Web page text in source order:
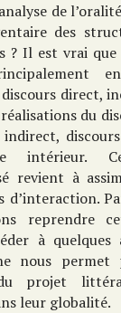
de
des
? Il est vrai
direct,
du
indirect,
intérieur.
revient à
d’interaction.
reprendre
à quelques
nous permet
projet
leur globalité.